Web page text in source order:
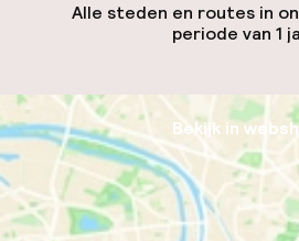
Alle steden en routes in
periode van 1
Bekijk in